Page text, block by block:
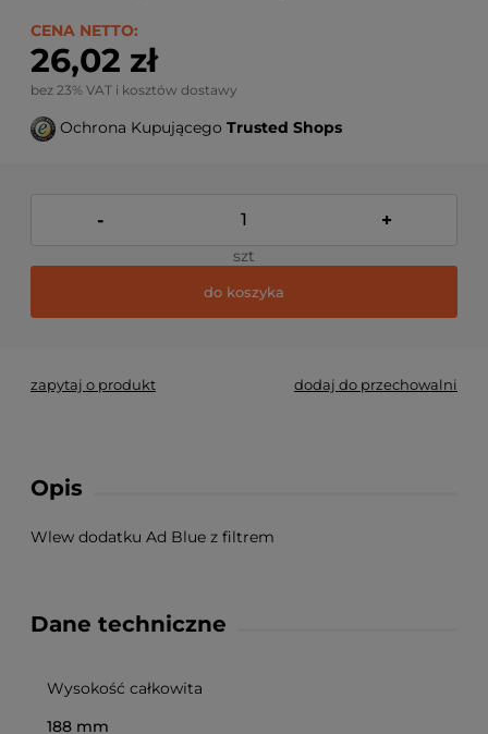
CENA NETTO:
26,02 zł
bez 23% VAT i kosztów dostawy
Ochrona Kupującego Trusted Shops
- +
szt
do koszyka
zapytaj o produkt dodaj do przechowalni
Opis
Wlew dodatku Ad Blue z filtrem
Dane techniczne
Wysokość całkowita
188 mm